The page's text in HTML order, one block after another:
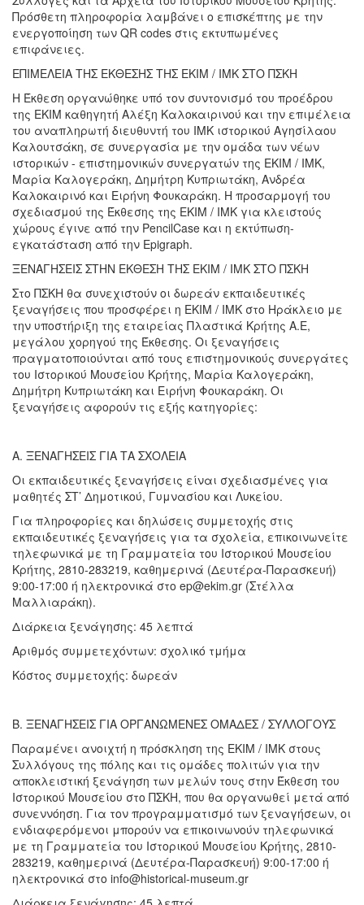
Πρόσθετη πληροφορία λαμβάνει ο επισκέπτης με την
ενεργοποίηση των QR codes στις εκτυπωμένες
επιφάνειες.
ΕΠΙΜΕΛΕΙΑ ΤΗΣ ΕΚΘΕΣΗΣ ΤΗΣ ΕΚΙΜ / ΙΜΚ ΣΤΟ ΠΣΚΗ
Η Έκθεση οργανώθηκε υπό τον συντονισμό του προέδρου
της ΕΚΙΜ καθηγητή Αλέξη Καλοκαιρινού και την επιμέλεια
του αναπληρωτή διευθυντή του ΙΜΚ ιστορικού Αγησίλαου
Καλουτσάκη, σε συνεργασία με την ομάδα των νέων
ιστορικών - επιστημονικών συνεργατών της ΕΚΙΜ / ΙΜΚ,
Μαρία Καλογεράκη, Δημήτρη Κυπριωτάκη, Ανδρέα
Καλοκαιρινό και Ειρήνη Φουκαράκη. Η προσαρμογή του
σχεδιασμού της Έκθεσης της ΕΚΙΜ / ΙΜΚ για κλειστούς
χώρους έγινε από την PencilCase και η εκτύπωση-
εγκατάσταση από την Epigraph.
ΞΕΝΑΓΗΣΕΙΣ ΣΤΗΝ ΕΚΘΕΣΗ ΤΗΣ ΕΚΙΜ / ΙΜΚ ΣΤΟ ΠΣΚΗ
Στο ΠΣΚΗ θα συνεχιστούν οι δωρεάν εκπαιδευτικές
ξεναγήσεις που προσφέρει η ΕΚΙΜ / ΙΜΚ στο Ηράκλειο με
την υποστήριξη της εταιρείας Πλαστικά Κρήτης Α.Ε,
μεγάλου χορηγού της Έκθεσης. Οι ξεναγήσεις
πραγματοποιούνται από τους επιστημονικούς συνεργάτες
του Ιστορικού Μουσείου Κρήτης, Μαρία Καλογεράκη,
Δημήτρη Κυπριωτάκη και Ειρήνη Φουκαράκη. Οι
ξεναγήσεις αφορούν τις εξής κατηγορίες:
Α. ΞΕΝΑΓΗΣΕΙΣ ΓΙΑ ΤΑ ΣΧΟΛΕΙΑ
Οι εκπαιδευτικές ξεναγήσεις είναι σχεδιασμένες για
μαθητές ΣΤ’ Δημοτικού, Γυμνασίου και Λυκείου.
Για πληροφορίες και δηλώσεις συμμετοχής στις
εκπαιδευτικές ξεναγήσεις για τα σχολεία, επικοινωνείτε
τηλεφωνικά με τη Γραμματεία του Ιστορικού Μουσείου
Κρήτης, 2810-283219, καθημερινά (Δευτέρα-Παρασκευή)
9:00-17:00 ή ηλεκτρονικά στο ep@ekim.gr (Στέλλα
Μαλλιαράκη).
Διάρκεια ξενάγησης: 45 λεπτά
Αριθμός συμμετεχόντων: σχολικό τμήμα
Κόστος συμμετοχής: δωρεάν
Β. ΞΕΝΑΓΗΣΕΙΣ ΓΙΑ ΟΡΓΑΝΩΜΕΝΕΣ ΟΜΑΔΕΣ / ΣΥΛΛΟΓΟΥΣ
Παραμένει ανοιχτή η πρόσκληση της ΕΚΙΜ / ΙΜΚ στους
Συλλόγους της πόλης και τις ομάδες πολιτών για την
αποκλειστική ξενάγηση των μελών τους στην Έκθεση του
Ιστορικού Μουσείου στο ΠΣΚΗ, που θα οργανωθεί μετά από
συνεννόηση. Για τον προγραμματισμό των ξεναγήσεων, οι
ενδιαφερόμενοι μπορούν να επικοινωνούν τηλεφωνικά
με τη Γραμματεία του Ιστορικού Μουσείου Κρήτης, 2810-
283219, καθημερινά (Δευτέρα-Παρασκευή) 9:00-17:00 ή
ηλεκτρονικά στο info@historical-museum.gr